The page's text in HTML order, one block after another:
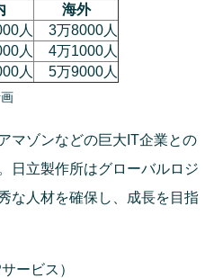
海外
人
3万8000人
人
4万1000人
人 5万9000人
マゾンなどの巨大IT企業との
日立製作所はグローバルロジ
な人材を確保し、成長を目指
ービス）